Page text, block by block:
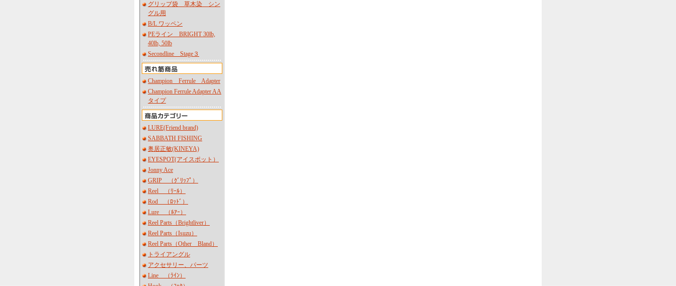
グリップ袋 草木染 シン
グル用
B/L ワッペン
PEライン BRIGHT 30lb,
40lb, 50lb
Secondline Stage３
Champion Ferrule Adapter
Champion Ferrule Adapter AA
タイプ
LURE(Friend brand)
SABBATH FISHING
奥居正敏(KINEYA)
EYESPOT(アイスポット）
Jonny Ace
GRIP （ｸﾞﾘｯﾌﾟ）
Reel （ﾘｰﾙ）
Rod （ﾛｯﾄﾞ）
Lure （ﾙｱｰ）
Reel Parts（Brightliver）
Reel Parts（Isuzu）
Reel Parts（Other Bland）
トライアングル
アクセサリー、パーツ
Line （ﾗｲﾝ）